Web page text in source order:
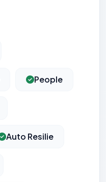
People
Auto Resilie